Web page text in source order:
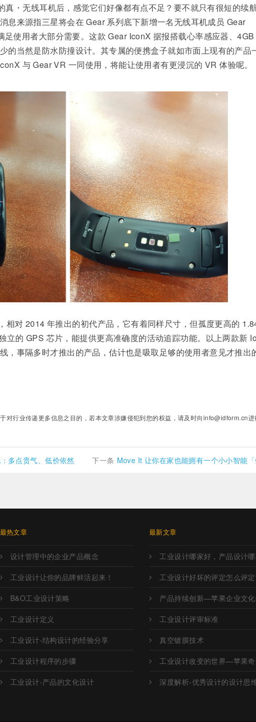
・无线耳机后，感觉它们好像都有点不足？要不就只有很短的续
息来源指三星将会在 Gear 系列底下新增一名无线耳机成员 Gear
使用者大部分需要。这款 Gear IconX 据报搭载心率感应器、4GB
的当然是防水防撞设计。其专属的便携盒子就如市面上现有的产品
与 Gear VR 一同使用，将能让使用者有更浸沉的 VR 体验呢。
相对 2014 年推出的初代产品，它有着同样尺寸，但孤度更高的
立的 GPS 芯片，能提供更高准确度的活动追踪功能。以上两款新
，事隔多时才推出的产品，估计也是吸取足够的使用者意见才推出
对行业传递更多信息之目的，若本文章涉嫌侵犯到您的权益，请及时向info@idform.cn进
多点贵气、低价依然 下一条 Move It 让你在家也能拥有一个小小智能「
最热文章
设计管理中的企业产品概念
工业设计让你的品牌鲜活起来！
B&O工业设计策略
工业设计定义
工业设计-结构设计的经验分享
工业设计程序的步骤
工业设计-产品的文化设计
最新文章
工业设计哪家好，产品设计
工业设计好坏的评定怎么评定
产品持续创新—苹果企业文
工业设计评审标准
真空镀膜技术
工业设计改变的世界—苹果
深度解析-优秀设计的设计思